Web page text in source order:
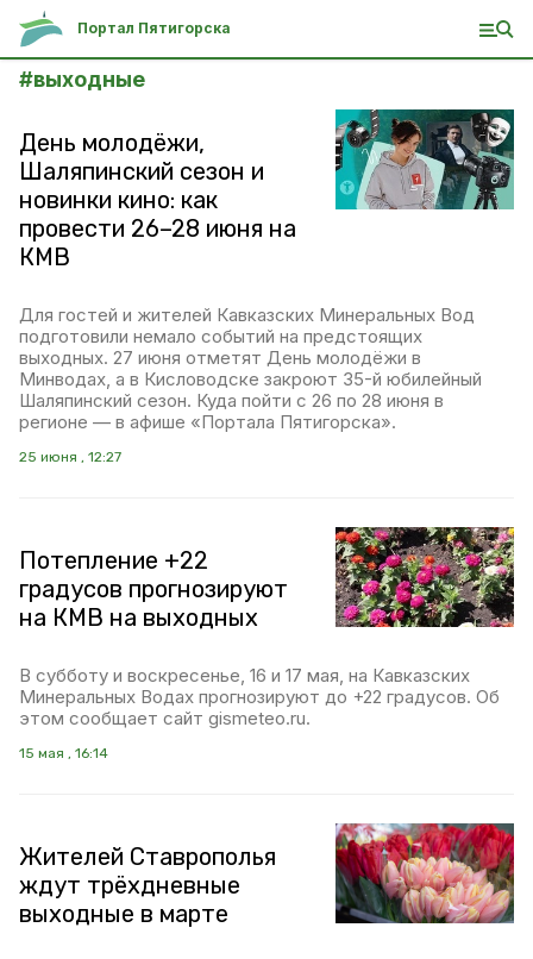
Портал Пятигорска
#выходные
День молодёжи,
Шаляпинский сезон и
новинки кино: как
провести 26–28 июня на
КМВ
Для гостей и жителей Кавказских Минеральных Вод
подготовили немало событий на предстоящих
выходных. 27 июня отметят День молодёжи в
Минводах, а в Кисловодске закроют 35-й юбилейный
Шаляпинский сезон. Куда пойти с 26 по 28 июня в
регионе — в афише «Портала Пятигорска».
25 июня , 12:27
Потепление +22
градусов прогнозируют
на КМВ на выходных
В субботу и воскресенье, 16 и 17 мая, на Кавказских
Минеральных Водах прогнозируют до +22 градусов. Об
этом сообщает сайт gismeteo.ru.
15 мая , 16:14
Жителей Ставрополья
ждут трёхдневные
выходные в марте